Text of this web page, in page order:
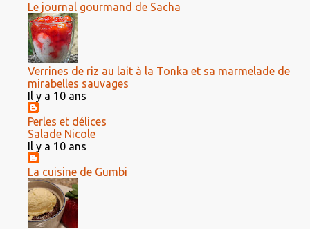
Le journal gourmand de Sacha
Verrines de riz au lait à la Tonka et sa marmelade de
mirabelles sauvages
Il y a 10 ans
Perles et délices
Salade Nicole
Il y a 10 ans
La cuisine de Gumbi